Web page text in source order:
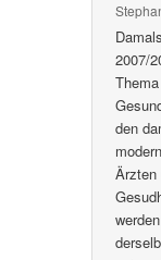
2007/
den
Ärzten